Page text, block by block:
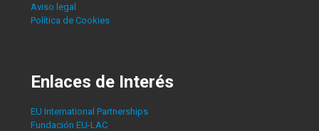
Aviso legal
Política de Cookies
Enlaces de Interés
EU International Partnerships
Fundación EU-LAC